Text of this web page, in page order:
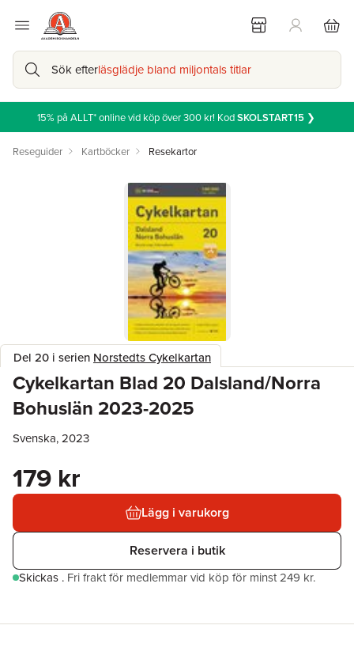
Sök efterläsglädje bland miljontals titlar
15% på ALLT* online vid köp över 300 kr! KodSKOLSTART15❯
Reseguider Kartböcker Resekartor
Del 20 i serien Norstedts Cykelkartan
Cykelkartan Blad 20 Dalsland/Norra
Bohuslän 2023-2025
Svenska, 2023
179 kr
Lägg i varukorg
Reservera i butik
Skickas . Fri frakt för medlemmar vid köp för minst 249 kr.